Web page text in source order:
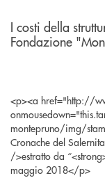
I costi della
Fondazione
<p><a href="http://
montepruno/img/
Cronache del
/>estratto da
maggio 2018</p>